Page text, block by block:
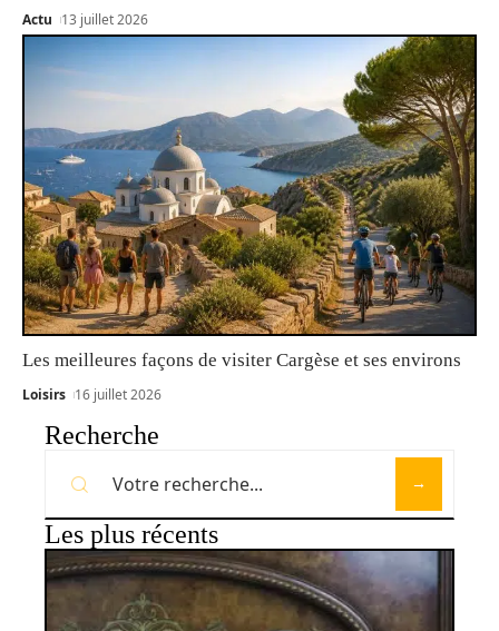
Actu 13 juillet 2026
Les meilleures façons de visiter Cargèse et ses environs
Loisirs 16 juillet 2026
Recherche
Les plus récents